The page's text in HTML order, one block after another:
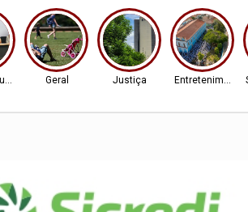
Geral Justiça Entretenimento